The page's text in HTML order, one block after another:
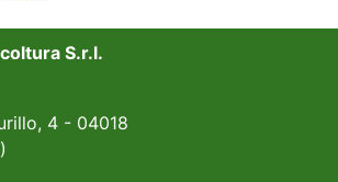
S.r.l.
4 - 04018